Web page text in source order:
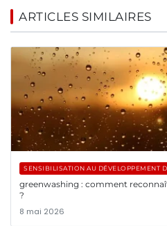
ARTICLES SIMILAIRES
SENSIBILISATION AU DÉVELOPPEMENT
greenwashing : comment
?
8 mai 2026